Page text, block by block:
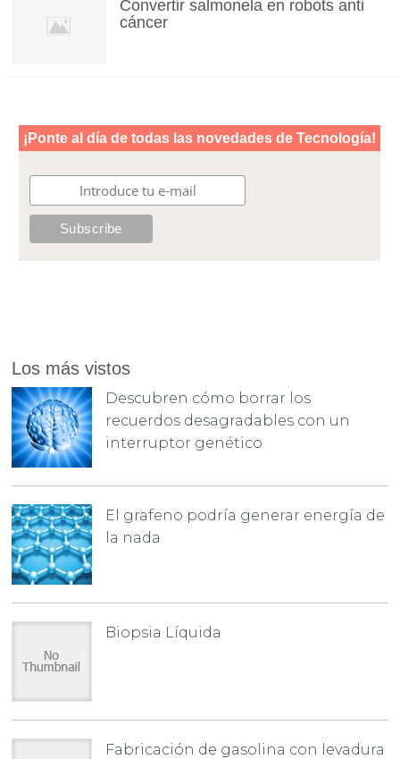
Convertir salmonela en robots anti
cáncer
Los más vistos
Descubren cómo borrar los
recuerdos desagradables con un
interruptor genético
El grafeno podría generar energía de
la nada
Biopsia Líquida
Fabricación de gasolina con levadura